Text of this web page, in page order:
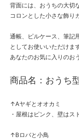
背面には、おうちの大切
コロンとした小さな飾り
通帳、ピルケース、筆記
としてお使いいただけます
あなたのお気に入りのお
商品名：おうち
↑Aヤギとオオカミ
・屋根はピンク、壁はス
↑Bロバと小鳥